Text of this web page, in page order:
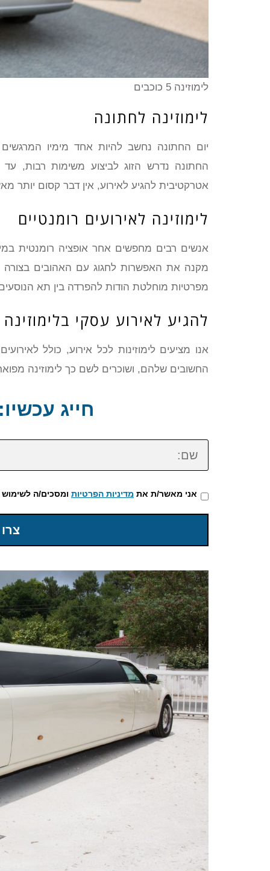
לימוזינה 5 כוכבים
לימוזינה לחתונה
יום החתונה נחשב להיות אחד מימיו
החתונה נדרש הזוג לביצוע משימות רבות,
אטרקטיבית להגיע לאירוע, אין דבר קסום יותר
לימוזינה לאירועים רומנטיים
אנשים רבים מחפשים אחר אופציה רומנטית
מפרטיות מוחלטת הודות להפרדה בין תא
להגיע לאירוע עסקי בלימוזינה
אנו מציעים לימוזינות לכל אירוע, כולל
החשובים שלהם, ושוכרים לשם כך לימוזינה
חייג עכשיו: 072-3922-
שם:
אני מאשר/ת את מדיניות הפרטיות ומסכים/ה